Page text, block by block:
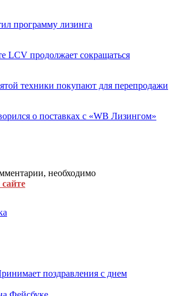
программу лизинга
LCV продолжает сокращаться
техники покупают для перепродажи
о поставках с «WB Лизингом»
необходимо
поздравления с днем